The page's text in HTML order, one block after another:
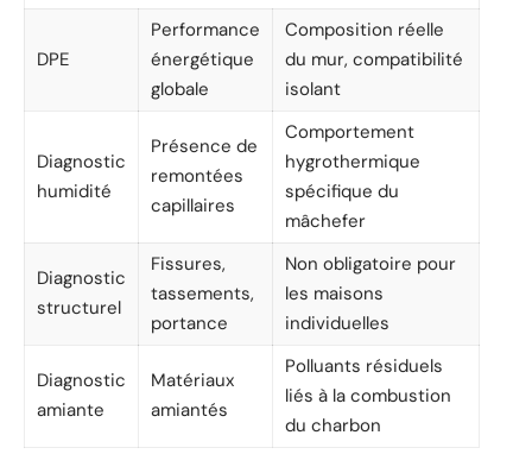
DPE
Performance
énergétique
globale
Composition réelle
du mur, compatibilité
isolant
Diagnostic
humidité
Présence de
remontées
capillaires
Comportement
hygrothermique
spécifique du
mâchefer
Diagnostic
structurel
Fissures,
tassements,
portance
Non obligatoire pour
les maisons
individuelles
Diagnostic
amiante
Matériaux
amiantés
Polluants résiduels
liés à la combustion
du charbon